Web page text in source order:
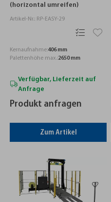
(horizontal umreifen)
Artikel-Nr.: RP-EASY-29
Kernaufnahme:406 mm
Palettenhöhe max.:2650 mm
Verfügbar, Lieferzeit auf
Anfrage
Produkt anfragen
Zum Artikel